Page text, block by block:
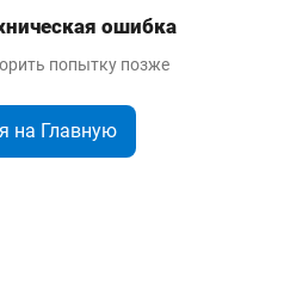
ошибка
попытку позже
на Главную